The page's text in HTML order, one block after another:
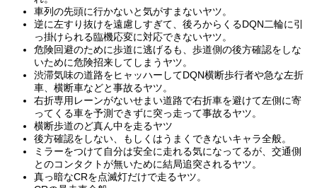
車列の先頭に行かないと気がすまないヤツ。
逆に左すり抜けを遠慮しすぎて、後ろからくるDQN二輪に引
っ掛けられる臨機応変に対応できないヤツ。
危険回避のために歩道に逃げるも、歩道側の後方確認をしな
いために危険招来してしまうヤツ。
渋滞気味の道路をヒャッハーしてDQN横断歩行者や急な左折
車、横断車などと事故るヤツ。
右折専用レーンがないせまい道路で右折車を避けて左側に寄
ってくる車を予測できずに突っ走って事故るヤツ。
横断歩道のど真ん中を走るヤツ
後方確認をしない、もしくはうまくできないキャラ全般。
ミラーをつけて自分は安全に走れる気になってるが、交通側
とのコンタクトが無いために結局追突されるヤツ。
真っ暗なCRを点滅灯だけで走るヤツ。